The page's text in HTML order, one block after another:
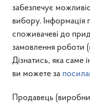
забезпечує
вибору. Інформація
споживачеві до
замовлення роботи
Дізнатись, яка саме
ви можете за
Продавець